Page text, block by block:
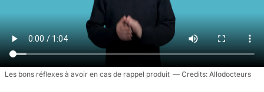
Les bons réflexes à avoir en cas de rappel produit Allodocteurs